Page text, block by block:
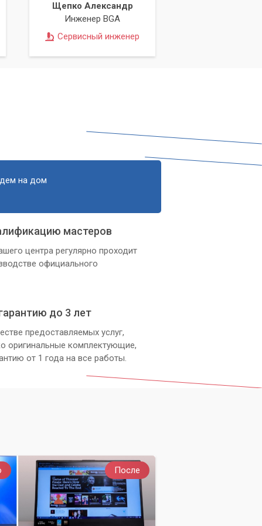
Щепко Александр
Инженер BGA
Сервисный инженер
на дом
мастеров
центра регулярно проходит
официального
до 3 лет
предоставляемых услуг,
оригинальные комплектующие,
от 1 года на все работы.
После